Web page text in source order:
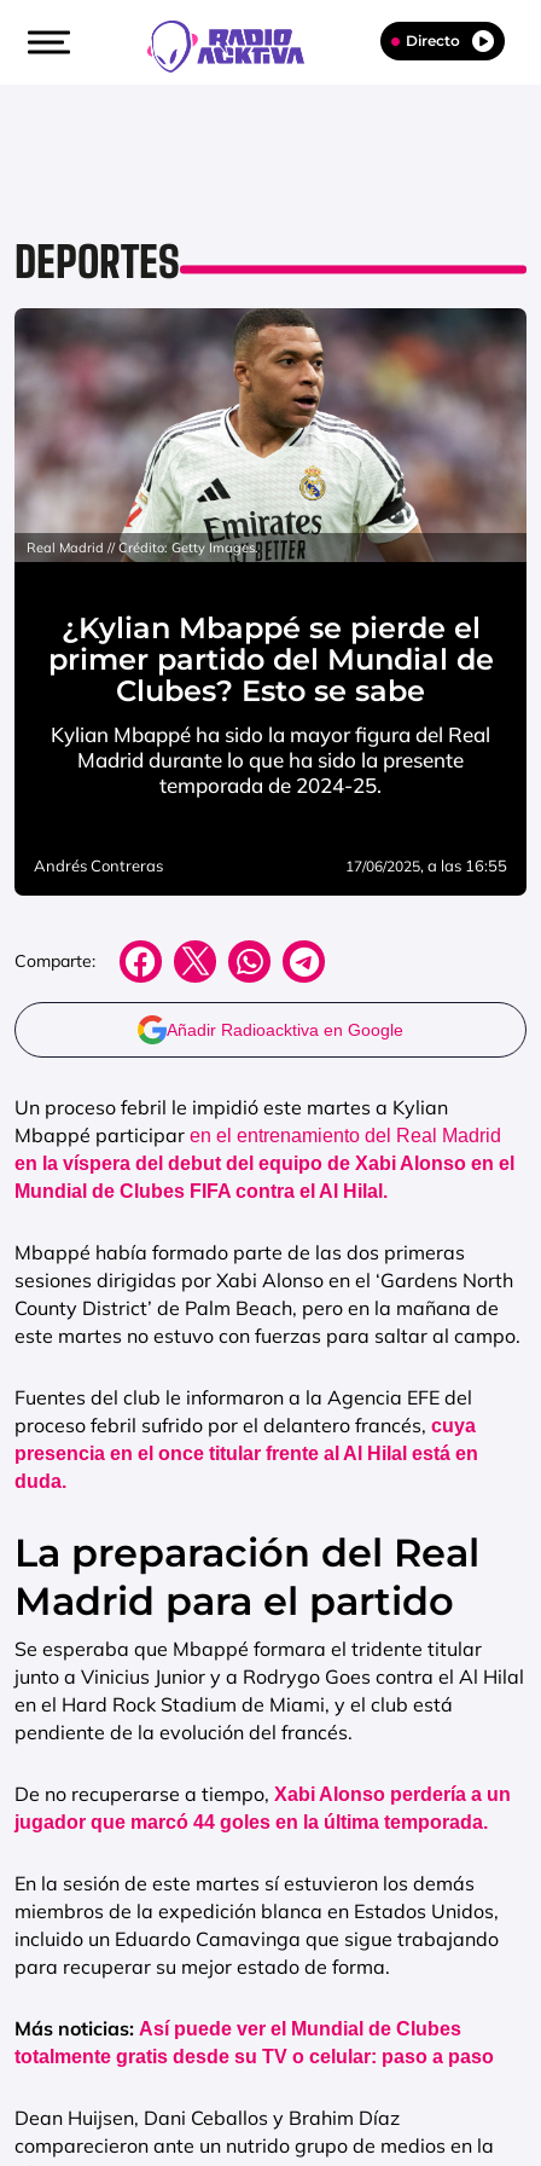
Directo
DEPORTES
Real Madrid // Crédito: Getty Images.
¿Kylian Mbappé se pierde el
primer partido del Mundial de
Clubes? Esto se sabe
Kylian Mbappé ha sido la mayor figura del Real
Madrid durante lo que ha sido la presente
temporada de 2024-25.
Andrés Contreras 17/06/2025, a las 16:55
Comparte:
Añadir Radioacktiva en Google
Un proceso febril le impidió este martes a Kylian
Mbappé participar en el entrenamiento del Real Madrid
en la víspera del debut del equipo de Xabi Alonso en el
Mundial de Clubes FIFA contra el Al Hilal.
Mbappé había formado parte de las dos primeras
sesiones dirigidas por Xabi Alonso en el ‘Gardens North
County District’ de Palm Beach, pero en la mañana de
este martes no estuvo con fuerzas para saltar al campo.
Fuentes del club le informaron a la Agencia EFE del
proceso febril sufrido por el delantero francés, cuya
presencia en el once titular frente al Al Hilal está en
duda.
La preparación del Real
Madrid para el partido
Se esperaba que Mbappé formara el tridente titular
junto a Vinicius Junior y a Rodrygo Goes contra el Al Hilal
en el Hard Rock Stadium de Miami, y el club está
pendiente de la evolución del francés.
De no recuperarse a tiempo, Xabi Alonso perdería a un
jugador que marcó 44 goles en la última temporada.
En la sesión de este martes sí estuvieron los demás
miembros de la expedición blanca en Estados Unidos,
incluido un Eduardo Camavinga que sigue trabajando
para recuperar su mejor estado de forma.
Más noticias: Así puede ver el Mundial de Clubes
totalmente gratis desde su TV o celular: paso a paso
Dean Huijsen, Dani Ceballos y Brahim Díaz
comparecieron ante un nutrido grupo de medios en la